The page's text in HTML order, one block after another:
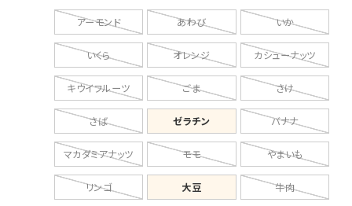
アーモンド あわび いか
いくら オレンジ カシューナッツ
キウイフルーツ ごま さけ
さば ゼラチン バナナ
マカダミアナッツ モモ やまいも
リンゴ 大豆 牛肉